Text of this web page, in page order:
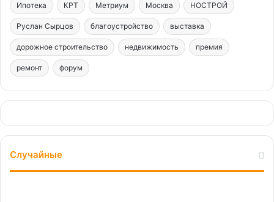
Ипотека КРТ Метриум Москва НОСТРОЙ
Руслан Сырцов благоустройство выставка
дорожное строительство недвижимость премия
ремонт форум
Случайные